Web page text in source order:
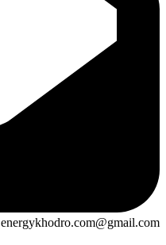
energykhodro.com@gmail.com